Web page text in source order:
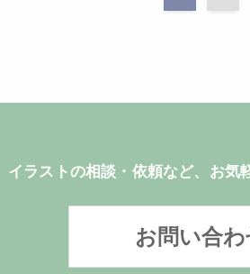
イラストの相談・依頼など、お気
お問い合わ